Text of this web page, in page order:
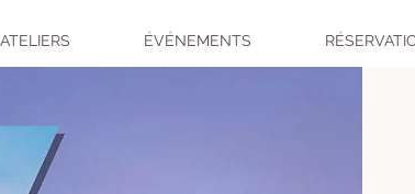
ATELIERS ÉVÉNEMENTS